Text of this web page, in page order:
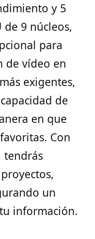
y 5
de 9 núcleos,
para
de vídeo en
exigentes,
de
en que
Con
tendrás
un
información.